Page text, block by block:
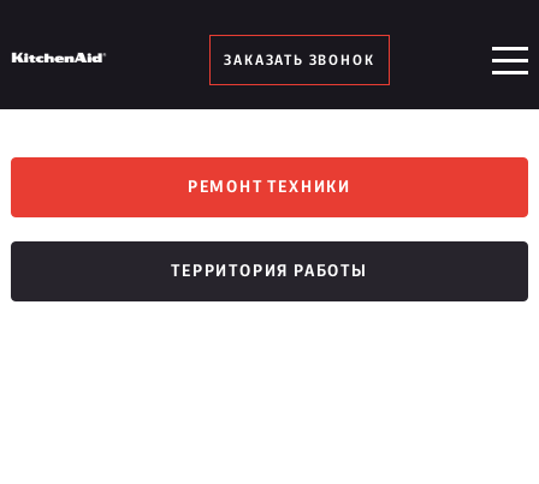
ЗАКАЗАТЬ ЗВОНОК
РЕМОНТ ТЕХНИКИ
ТЕРРИТОРИЯ РАБОТЫ